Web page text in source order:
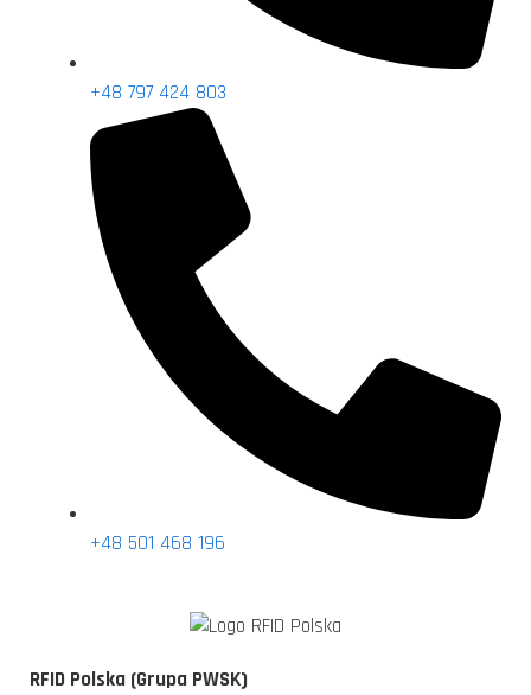
+48 797 424 803
+48 501 468 196
RFID Polska (Grupa PWSK)